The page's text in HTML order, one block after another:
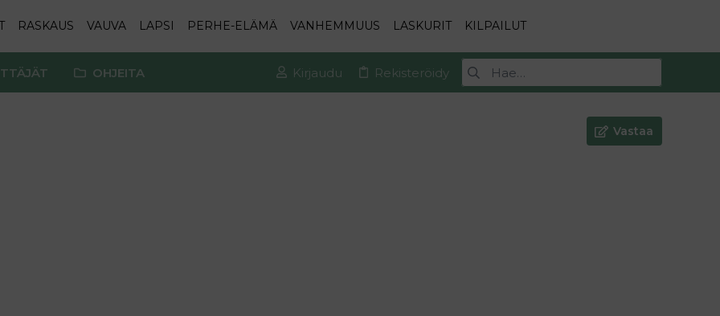
RASKAUS VAUVA LAPSI PERHE-ELÄMÄ VANHEMMUUS LASKURIT KILPAILUT
OHJEITA Kirjaudu Rekisteröidy
Vastaa